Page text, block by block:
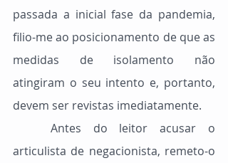
passada a inicial fase da pandemia,
filio-me ao posicionamento de que as
medidas de isolamento não
atingiram o seu intento e, portanto,
devem ser revistas imediatamente.
articulista de negacionista, remeto-o